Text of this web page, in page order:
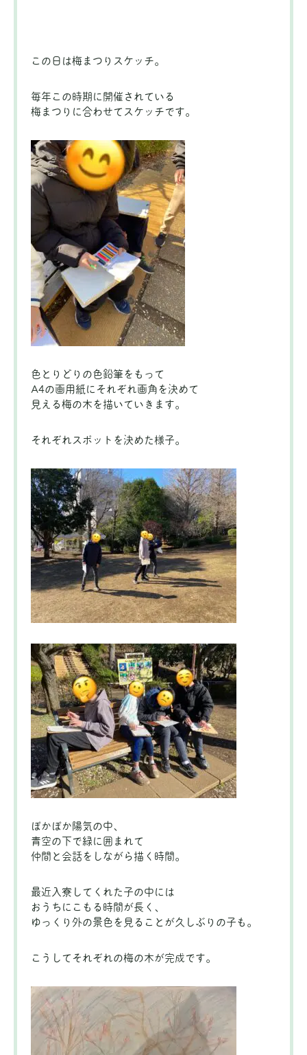
この日は梅まつりスケッチ。
毎年この時期に開催されている
梅まつりに合わせてスケッチです。
色とりどりの色鉛筆をもって
A4の画用紙にそれぞれ画角を決めて
見える梅の木を描いていきます。
それぞれスポットを決めた様子。
ぽかぽか陽気の中、
青空の下で緑に囲まれて
仲間と会話をしながら描く時間。
最近入寮してくれた子の中には
おうちにこもる時間が長く、
ゆっくり外の景色を見ることが久しぶりの子も。
こうしてそれぞれの梅の木が完成です。